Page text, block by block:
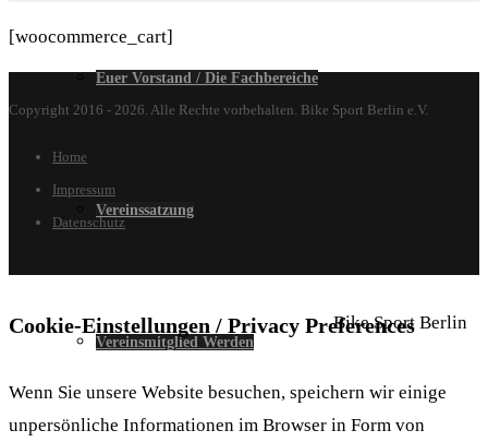
Bike Sport Berlin
Euer Vorstand / Die Fachbereiche
Vereinssatzung
Vereinsmitglied Werden
[woocommerce_cart]
Copyright 2016 - 2026. Alle Rechte vorbehalten. Bike Sport Berlin e.V.
Home
Impressum
Datenschutz
Cookie-Einstellungen / Privacy Preferences
Wenn Sie unsere Website besuchen, speichern wir einige
unpersönliche Informationen im Browser in Form von